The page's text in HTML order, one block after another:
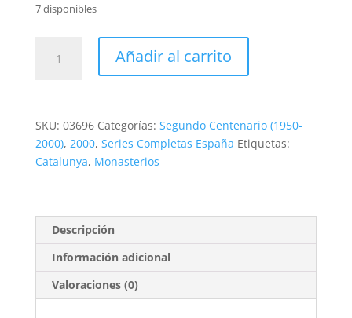
era:
0,60€.
es:
0,25€.
7 disponibles
3696.
imprenta
ptas.
**2000
cantidad
Añadir al carrito
SKU: 03696 Categorías: Segundo Centenario (1950-
2000), 2000, Series Completas España Etiquetas:
Catalunya, Monasterios
Descripción
Información adicional
Valoraciones (0)